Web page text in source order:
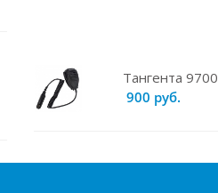
Тангента 9700
900 руб.